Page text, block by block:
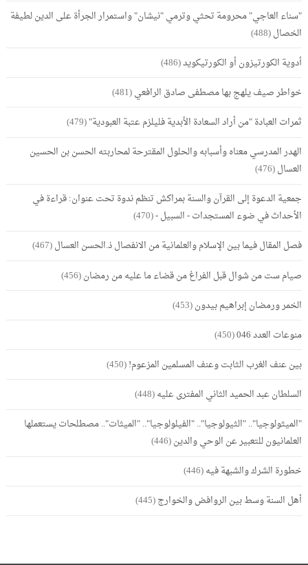
"سناء العاجي" محرومة تحثي وترمي "نيشان" واستمرار الجرأة على الدين لطيفة
الخصال(488)
أدوية الكورتيزون أو الكورتيكويد(486)
خواطر صيف يلهج بها مصطفى صادق الرافعي(481)
ثمرات العبادة "من أراد السعادة الأبدية فليلزم عتبة العبودية"(479)
الهدر المدرسي معناه وأسبابه والحلول المقترحة لمحاربته الحسن بن الحسين
العسال(476)
جمعية الدعوة إلى القرآن والسنة بمراكش تنظم ندوة تحت عنوان: قراءة في
الأحداث في ضوء المستجدات - السبيل -(470)
فصل المقال فيما بين الإسلام والعلمانية من الانفصال ذ.الحسن العسال(467)
صيام ست من شوال قبل الفراغ من قضاء ما عليه من رمضان(456)
الخمر ورمضان إبراهيم بيدون(453)
منوعات العدد 046
(450)
بين عنف الغرب الثابت وعنف المسلمين المزعوم!(450)
السلطان عبد الحميد الثاني المفترى عليه(448)
"الميثولوجيا".. "الثيولوجيا".. "الفيلولوجيا".. "الميثات".. مصطلحات يستعملها
العلمانيون للتعبير عن الوحي والدين(446)
خطورة الشرك والشبهة فيه(446)
أهل السنة وسط بين الروافض والخوارج(445)